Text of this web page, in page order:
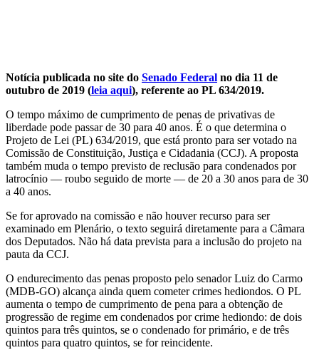
Notícia publicada no site do Senado Federal no dia 11 de
outubro de 2019 (leia aqui), referente ao PL 634/2019.
O tempo máximo de cumprimento de penas de privativas de
liberdade pode passar de 30 para 40 anos. É o que determina o
Projeto de Lei (PL) 634/2019, que está pronto para ser votado na
Comissão de Constituição, Justiça e Cidadania (CCJ). A proposta
também muda o tempo previsto de reclusão para condenados por
latrocínio — roubo seguido de morte — de 20 a 30 anos para de 30
a 40 anos.
Se for aprovado na comissão e não houver recurso para ser
examinado em Plenário, o texto seguirá diretamente para a Câmara
dos Deputados. Não há data prevista para a inclusão do projeto na
pauta da CCJ.
O endurecimento das penas proposto pelo senador Luiz do Carmo
(MDB-GO) alcança ainda quem cometer crimes hediondos. O PL
aumenta o tempo de cumprimento de pena para a obtenção de
progressão de regime em condenados por crime hediondo: de dois
quintos para três quintos, se o condenado for primário, e de três
quintos para quatro quintos, se for reincidente.